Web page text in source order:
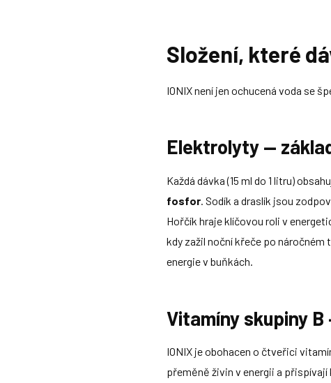
Složení, které
IONIX není jen ochucená voda se
Elektrolyty —
Každá dávka (15 ml do 1 litru)
fosfor. Sodík a draslík jsou
Hořčík hraje klíčovou roli v
kdy zažil noční křeče po
energie v buňkách.
Vitamíny skupiny
IONIX je obohacen o čtveřici
přeměně živin v energii a přispívají